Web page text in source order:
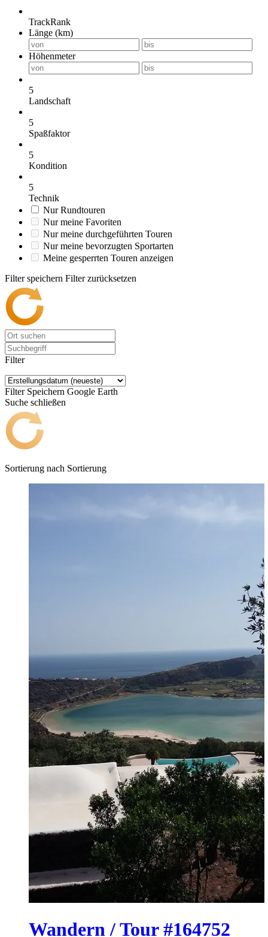
TrackRank
Länge (km)
Höhenmeter
5
Landschaft
5
Spaßfaktor
5
Kondition
5
Technik
Nur Rundtouren
Nur meine Favoriten
Nur meine durchgeführten Touren
Nur meine bevorzugten Sportarten
Meine gesperrten Touren anzeigen
Filter speichern Filter zurücksetzen
Filter
Filter Speichern Google Earth
Suche schließen
Sortierung nach Sortierung
Wandern / Tour #164752